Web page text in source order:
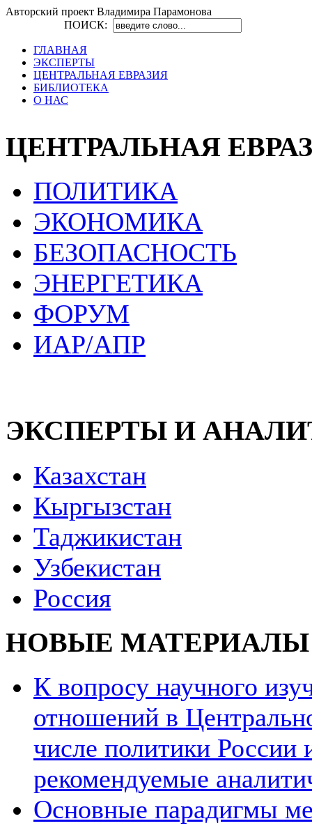
Авторский проект Владимира Парамонова
ПОИСК:
ГЛАВНАЯ
ЭКСПЕРТЫ
ЦЕНТРАЛЬНАЯ ЕВРАЗИЯ
БИБЛИОТЕКА
О НАС
ЦЕНТРАЛЬНАЯ
ПОЛИТИКА
ЭКОНОМИКА
БЕЗОПАСНОСТЬ
ЭНЕРГЕТИКА
ФОРУМ
ИАР/АПР
ЭКСПЕРТЫ И
Казахстан
Кыргызстан
Таджикистан
Узбекистан
Россия
НОВЫЕ МАТЕРИАЛЫ
К вопросу научного
отношений в
числе политики России
рекомендуемые
Основные парадигмы